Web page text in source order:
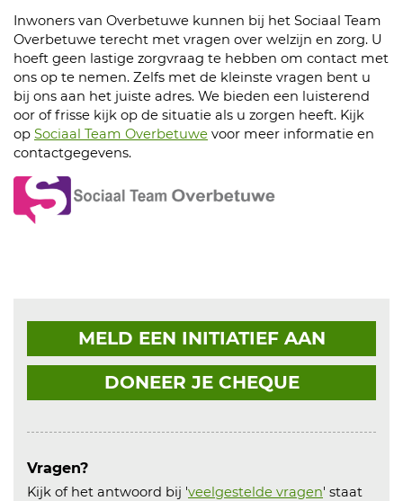
Inwoners van Overbetuwe kunnen bij het Sociaal Team
Overbetuwe terecht met vragen over welzijn en zorg. U
hoeft geen lastige zorgvraag te hebben om contact met
ons op te nemen. Zelfs met de kleinste vragen bent u
bij ons aan het juiste adres. We bieden een luisterend
oor of frisse kijk op de situatie als u zorgen heeft. Kijk
op Sociaal Team Overbetuwe voor meer informatie en
contactgegevens.
MELD EEN INITIATIEF AAN
DONEER JE CHEQUE
Vragen?
Kijk of het antwoord bij 'veelgestelde vragen' staat